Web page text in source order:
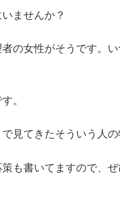
ませんか？
の女性がそうです。
。
見てきたそういう人
も書いてますので、ぜ